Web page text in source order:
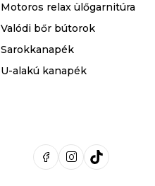
Motoros relax ülőgarnitúra
Valódi bőr bútorok
Sarokkanapék
U-alakú kanapék